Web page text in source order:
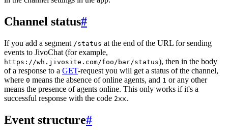
Channel status#
If you add a segment /status at the end of the URL for sending
events to JivoChat (for example,
https://wh.jivosite.com/foo/bar/status), then in the body
of a response to a GET-request you will get a status of the channel,
where 0 means the absence of online agents, and 1 or any other
means the presence of agents online. This only works if it's a
successful response with the code 2xx.
Event structure#